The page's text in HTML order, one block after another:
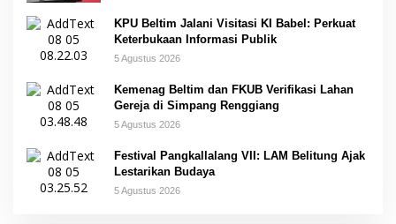
KPU Beltim Jalani Visitasi KI Babel: Perkuat
Keterbukaan Informasi Publik
5 Agustus 2026
Kemenag Beltim dan FKUB Verifikasi Lahan
Gereja di Simpang Renggiang
5 Agustus 2026
Festival Pangkallalang VII: LAM Belitung Ajak
Lestarikan Budaya
5 Agustus 2026